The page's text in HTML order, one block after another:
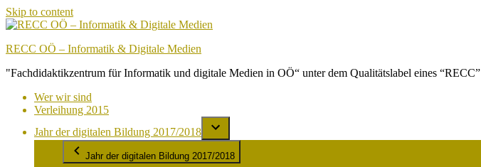
Skip to content
RECC OÖ – Informatik & Digitale Medien
"Fachdidaktikzentrum für Informatik und digitale Medien in OÖ“ unter dem Qualitätslabel eines “RECC”
Wer wir sind
Verleihung 2015
Jahr der digitalen Bildung 2017/2018
Jahr der digitalen Bildung 2017/2018